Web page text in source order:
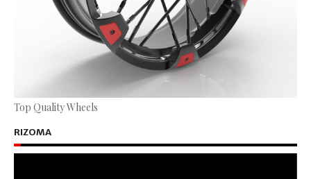
Top Quality Wheels
RIZOMA